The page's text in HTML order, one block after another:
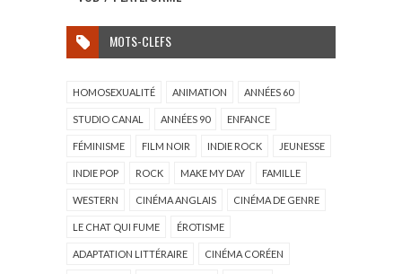
MOTS-CLEFS
HOMOSEXUALITÉ ANIMATION ANNÉES 60
STUDIO CANAL ANNÉES 90 ENFANCE
FÉMINISME FILM NOIR INDIE ROCK JEUNESSE
INDIE POP ROCK MAKE MY DAY FAMILLE
WESTERN CINÉMA ANGLAIS CINÉMA DE GENRE
LE CHAT QUI FUME ÉROTISME
ADAPTATION LITTÉRAIRE CINÉMA CORÉEN